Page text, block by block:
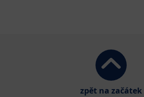
zpět na začátek